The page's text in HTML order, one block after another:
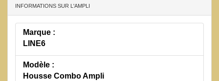
INFORMATIONS SUR L'AMPLI
Marque :
LINE6
Modèle :
Housse Combo Ampli